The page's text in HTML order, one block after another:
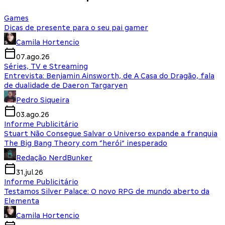
Games
Dicas de presente para o seu pai gamer
Camila Hortencio
07.ago.26
Séries, TV e Streaming
Entrevista: Benjamin Ainsworth, de A Casa do Dragão, fala
de dualidade de Daeron Targaryen
Pedro Siqueira
03.ago.26
Informe Publicitário
Stuart Não Consegue Salvar o Universo expande a franquia
The Big Bang Theory com “herói” inesperado
Redação NerdBunker
31.jul.26
Informe Publicitário
Testamos Silver Palace: O novo RPG de mundo aberto da
Elementa
Camila Hortencio